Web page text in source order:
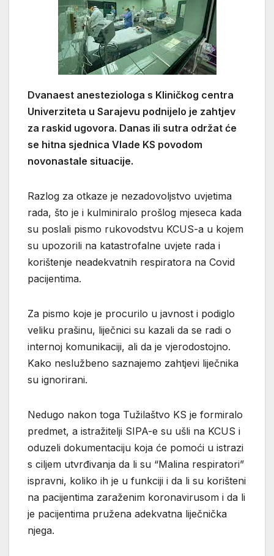
Dvanaest anesteziologa s Kliničkog centra
Univerziteta u Sarajevu podnijelo je zahtjev
za raskid ugovora. Danas ili sutra održat će
se hitna sjednica Vlade KS povodom
novonastale situacije.
Razlog za otkaze je nezadovoljstvo uvjetima
rada, što je i kulminiralo prošlog mjeseca kada
su poslali pismo rukovodstvu KCUS-a u kojem
su upozorili na katastrofalne uvjete rada i
korištenje neadekvatnih respiratora na Covid
pacijentima.
Za pismo koje je procurilo u javnost i podiglo
veliku prašinu, liječnici su kazali da se radi o
internoj komunikaciji, ali da je vjerodostojno.
Kako neslužbeno saznajemo zahtjevi liječnika
su ignorirani.
Nedugo nakon toga Tužilaštvo KS je formiralo
predmet, a istražitelji SIPA-e su ušli na KCUS i
oduzeli dokumentaciju koja će pomoći u istrazi
s ciljem utvrđivanja da li su “Malina respiratori”
ispravni, koliko ih je u funkciji i da li su korišteni
na pacijentima zaraženim koronavirusom i da li
je pacijentima pružena adekvatna liječnička
njega.